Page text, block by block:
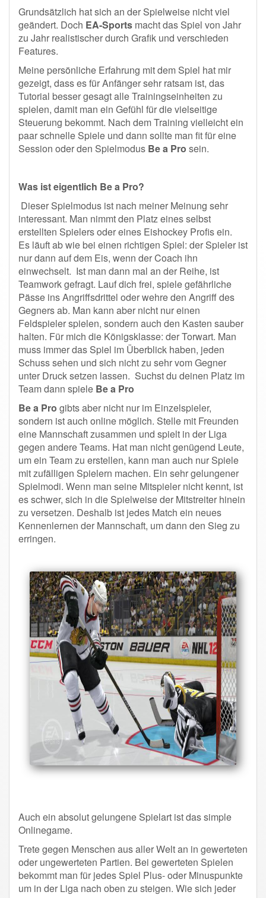
Grundsätzlich hat sich an der Spielweise nicht viel
geändert. Doch EA-Sports macht das Spiel von Jahr
zu Jahr realistischer durch Grafik und verschieden
Features.
Meine persönliche Erfahrung mit dem Spiel hat mir
gezeigt, dass es für Anfänger sehr ratsam ist, das
Tutorial besser gesagt alle Trainingseinheiten zu
spielen, damit man ein Gefühl für die vielseitige
Steuerung bekommt. Nach dem Training vielleicht ein
paar schnelle Spiele und dann sollte man fit für eine
Session oder den Spielmodus Be a Pro sein.
Was ist eigentlich Be a Pro?
Dieser Spielmodus ist nach meiner Meinung sehr
interessant. Man nimmt den Platz eines selbst
erstellten Spielers oder eines Eishockey Profis ein.
Es läuft ab wie bei einen richtigen Spiel: der Spieler ist
nur dann auf dem Eis, wenn der Coach ihn
einwechselt. Ist man dann mal an der Reihe, ist
Teamwork gefragt. Lauf dich frei, spiele gefährliche
Pässe ins Angriffsdrittel oder wehre den Angriff des
Gegners ab. Man kann aber nicht nur einen
Feldspieler spielen, sondern auch den Kasten sauber
halten. Für mich die Königsklasse: der Torwart. Man
muss immer das Spiel im Überblick haben, jeden
Schuss sehen und sich nicht zu sehr vom Gegner
unter Druck setzen lassen. Suchst du deinen Platz im
Team dann spiele Be a Pro
Be a Pro gibts aber nicht nur im Einzelspieler,
sondern ist auch online möglich. Stelle mit Freunden
eine Mannschaft zusammen und spielt in der Liga
gegen andere Teams. Hat man nicht genügend Leute,
um ein Team zu erstellen, kann man auch nur Spiele
mit zufälligen Spielern machen. Ein sehr gelungener
Spielmodi. Wenn man seine Mitspieler nicht kennt, ist
es schwer, sich in die Spielweise der Mitstreiter hinein
zu versetzen. Deshalb ist jedes Match ein neues
Kennenlernen der Mannschaft, um dann den Sieg zu
erringen.
Auch ein absolut gelungene Spielart ist das simple
Onlinegame.
Trete gegen Menschen aus aller Welt an in gewerteten
oder ungewerteten Partien. Bei gewerteten Spielen
bekommt man für jedes Spiel Plus- oder Minuspunkte
um in der Liga nach oben zu steigen. Wie sich jeder